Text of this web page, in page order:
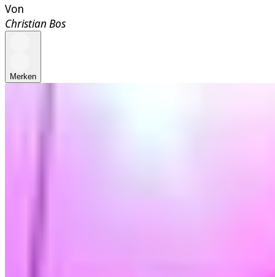
Von
Christian Bos
Merken